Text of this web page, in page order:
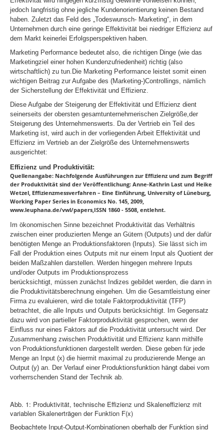
jedoch langfristig ohne jegliche Kundenorientierung keinen Bestand
haben. Zuletzt das Feld des „Todeswunsch- Marketing“, in dem
Unternehmen durch eine geringe Effektivität bei niedriger Effizienz auf
dem Markt keinerlei Erfolgsperspektiven haben.
Marketing Performance bedeutet also, die richtigen Dinge (wie das
Marketingziel einer hohen Kundenzufriedenheit) richtig (also
wirtschaftlich) zu tun.Die Marketing Performance leistet somit einen
wichtigen Beitrag zur Aufgabe des (Marketing-)Controllings, nämlich
der Sicherstellung der Effektivität und Effizienz.
Diese Aufgabe der Steigerung der Effektivität und Effizienz dient
seinerseits der obersten gesamtunternehmerischen Zielgröße,der
Steigerung des Unternehmenswerts. Da der Vertrieb ein Teil des
Marketing ist, wird auch in der vorliegenden Arbeit Effektivität und
Effizienz im Vertrieb an der Zielgröße des Unternehmenswerts
ausgerichtet:
Effizienz und Produktivität:
Quellenangabe: Nachfolgende Ausführungen zur Effizienz und zum Begriff
der Produktivität sind der Veröffentlichung: Anne-Kathrin Last und Heike
Wetzel, Effizienzmessverfahren – Eine Einführung, University of Lüneburg,
Working Paper Series in Economics No. 145, 2009,
www.leuphana.de/vwl/papers,ISSN 1860 - 5508, entlehnt.
Im ökonomischen Sinne bezeichnet Produktivität das Verhältnis
zwischen einer produzierten Menge an Gütern (Outputs) und der dafür
benötigten Menge an Produktionsfaktoren (Inputs). Sie lässt sich im
Fall der Produktion eines Outputs mit nur einem Input als Quotient der
beiden Maßzahlen darstellen. Werden hingegen mehrere Inputs
und/oder Outputs im Produktionsprozess
berücksichtigt, müssen zunächst Indizes gebildet werden, die dann in
die Produktivitätsberechnung eingehen. Um die Gesamtleistung einer
Firma zu evaluieren, wird die totale Faktorproduktivität (TFP)
betrachtet, die alle Inputs und Outputs berücksichtigt. Im Gegensatz
dazu wird von partieller Faktorproduktivität gesprochen, wenn der
Einfluss nur eines Faktors auf die Produktivität untersucht wird. Der
Zusammenhang zwischen Produktivität und Effizienz kann mithilfe
von Produktionsfunktionen dargestellt werden. Diese geben für jede
Menge an Input (x) die hiermit maximal zu produzierende Menge an
Output (y) an. Der Verlauf einer Produktionsfunktion hängt dabei vom
vorherrschenden Stand der Technik ab.
Abb. 1: Produktivität, technische Effizienz und Skaleneffizienz mit
variablen Skalenerträgen der Funktion F(x)
Beobachtete Input-Output-Kombinationen oberhalb der Funktion sind